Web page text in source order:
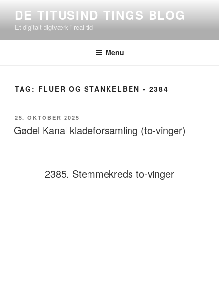
indhold
DE TITUSIND TINGS BLOG
Et digitalt digtværk i real-tid
Menu
TAG: FLUER OG STANKELBEN • 2384
UDGIVET
DEN
25. OKTOBER 2025
Gødel Kanal kladeforsamling (to-vinger)
2385. Stemmekreds to-vinger